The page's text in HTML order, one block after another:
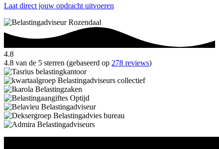
Laat direct jouw opdracht uitvoeren
4.8
4.8 van de 5 sterren (gebaseerd op 278 reviews)